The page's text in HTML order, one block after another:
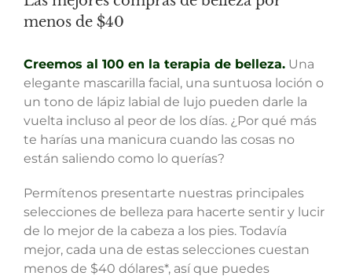
menos de $40
Creemos al 100 en la terapia de belleza. Una
elegante mascarilla facial, una suntuosa loción o
un tono de lápiz labial de lujo pueden darle la
vuelta incluso al peor de los días. ¿Por qué más
te harías una manicura cuando las cosas no
están saliendo como lo querías?
Permítenos presentarte nuestras principales
selecciones de belleza para hacerte sentir y lucir
de lo mejor de la cabeza a los pies. Todavía
mejor, cada una de estas selecciones cuestan
menos de $40 dólares*, así que puedes